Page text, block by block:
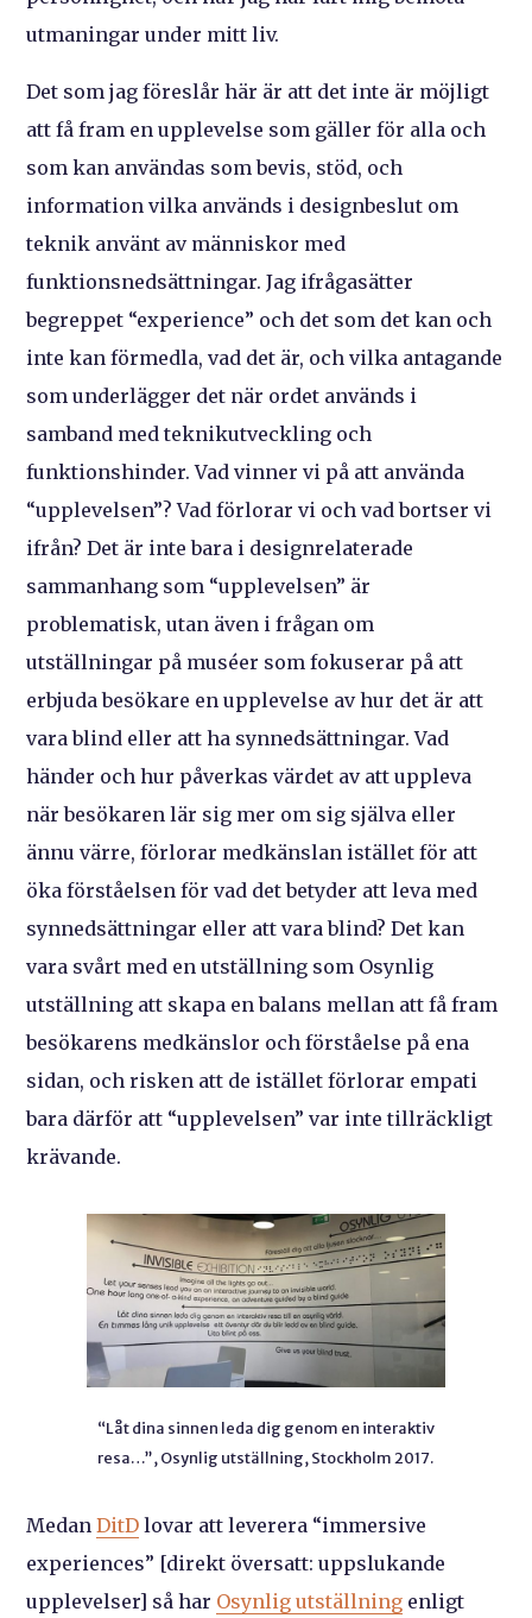
utmaningar under mitt liv.
Det som jag föreslår här är att det inte är möjligt
att få fram en upplevelse som gäller för alla och
som kan användas som bevis, stöd, och
information vilka används i designbeslut om
teknik använt av människor med
funktionsnedsättningar. Jag ifrågasätter
begreppet “experience” och det som det kan och
inte kan förmedla, vad det är, och vilka antagande
som underlägger det när ordet används i
samband med teknikutveckling och
funktionshinder. Vad vinner vi på att använda
“upplevelsen”? Vad förlorar vi och vad bortser vi
ifrån? Det är inte bara i designrelaterade
sammanhang som “upplevelsen” är
problematisk, utan även i frågan om
utställningar på muséer som fokuserar på att
erbjuda besökare en upplevelse av hur det är att
vara blind eller att ha synnedsättningar. Vad
händer och hur påverkas värdet av att uppleva
när besökaren lär sig mer om sig själva eller
ännu värre, förlorar medkänslan istället för att
öka förståelsen för vad det betyder att leva med
synnedsättningar eller att vara blind? Det kan
vara svårt med en utställning som Osynlig
utställning att skapa en balans mellan att få fram
besökarens medkänslor och förståelse på ena
sidan, och risken att de istället förlorar empati
bara därför att “upplevelsen” var inte tillräckligt
krävande.
“Låt dina sinnen leda dig genom en interaktiv
resa…”, Osynlig utställning, Stockholm 2017.
MedanDitD lovar att leverera “immersive
experiences” [direkt översatt: uppslukande
upplevelser] så har Osynlig utställning enligt